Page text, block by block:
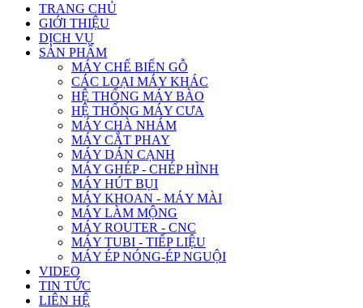
TRANG CHỦ
GIỚI THIỆU
DỊCH VỤ
SẢN PHẨM
MÁY CHẾ BIẾN GỖ
CÁC LOẠI MÁY KHÁC
HỆ THỐNG MÁY BÀO
HỆ THỐNG MÁY CƯA
MÁY CHÀ NHÁM
MÁY CẮT PHAY
MÁY DÁN CẠNH
MÁY GHÉP - CHÉP HÌNH
MÁY HÚT BỤI
MÁY KHOAN - MÁY MÀI
MÁY LÀM MỘNG
MÁY ROUTER - CNC
MÁY TUBI - TIẾP LIỆU
MÁY ÉP NÓNG-ÉP NGUỘI
VIDEO
TIN TỨC
LIÊN HỆ